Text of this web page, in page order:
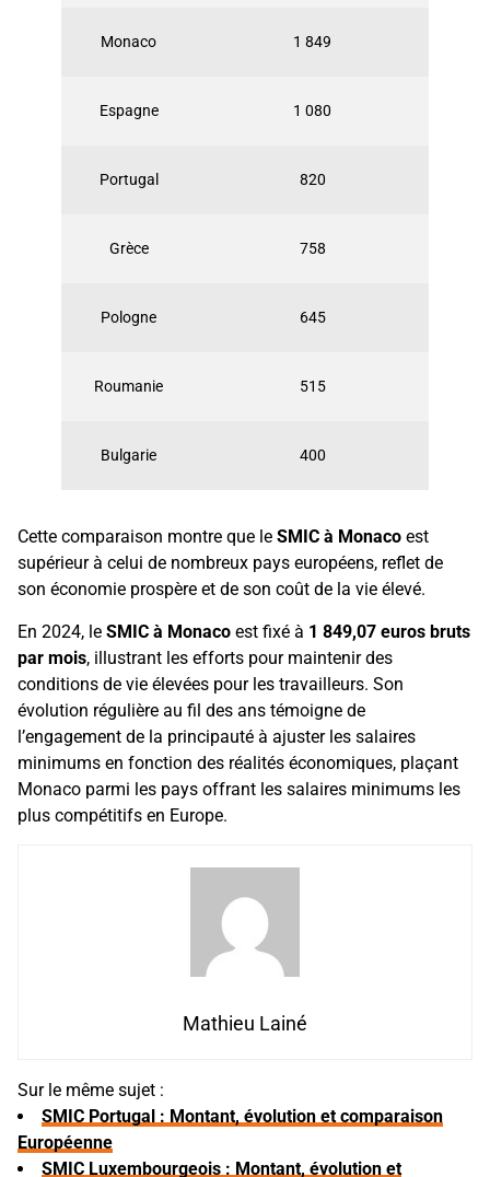
Monaco 1 849
Espagne 1 080
Portugal 820
Grèce 758
Pologne 645
Roumanie 515
Bulgarie 400
Cette comparaison montre que le SMIC à Monaco est
supérieur à celui de nombreux pays européens, reflet de
son économie prospère et de son coût de la vie élevé.
En 2024, le SMIC à Monaco est fixé à 1 849,07 euros bruts
par mois, illustrant les efforts pour maintenir des
conditions de vie élevées pour les travailleurs. Son
évolution régulière au fil des ans témoigne de
l’engagement de la principauté à ajuster les salaires
minimums en fonction des réalités économiques, plaçant
Monaco parmi les pays offrant les salaires minimums les
plus compétitifs en Europe.
Mathieu Lainé
Sur le même sujet :
SMIC Portugal : Montant, évolution et comparaison
Européenne
SMIC Luxembourgeois : Montant, évolution et